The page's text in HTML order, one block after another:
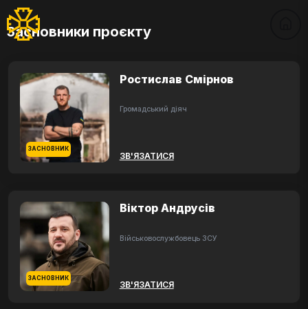
Засновники проєкту
ЗАСНОВНИК
Ростислав Смірнов
Громадський діяч
ЗВ'ЯЗАТИСЯ
ЗАСНОВНИК
Віктор Андрусів
Військовослужбовець ЗСУ
ЗВ'ЯЗАТИСЯ